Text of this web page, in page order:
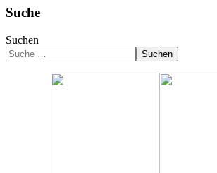
Suche
Suchen
Suchen